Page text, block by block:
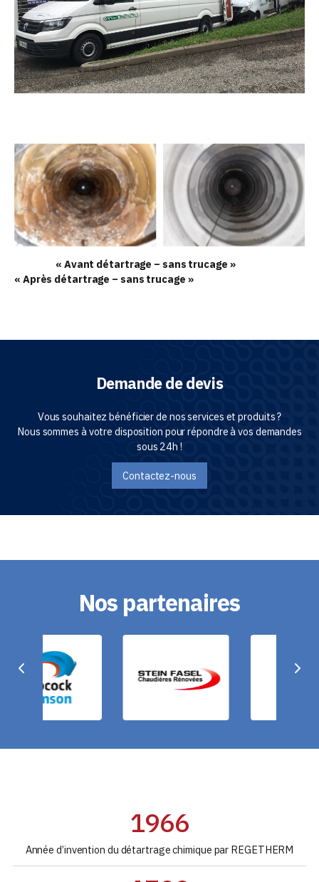
« Avant détartrage – sans trucage »
« Après détartrage – sans trucage »
Demande de devis
Vous souhaitez bénéficier de nos services et produits ?
Nous sommes à votre disposition pour répondre à vos demandes
sous 24h !
Contactez-nous
Nos partenaires
1966
Année d’invention du détartrage chimique par REGETHERM